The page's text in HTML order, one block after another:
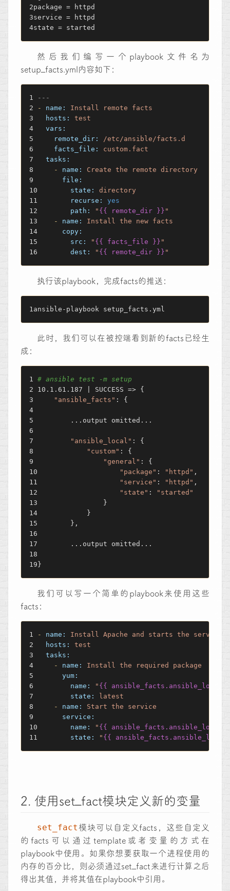
package = httpd
service = httpd
state = started
然后我们编写一个playbook文件名为
setup_facts.yml内容如下：
---
-
name: Install remote
facts
hosts:
test
vars:
remote_dir:
/etc/ansible/facts.d
facts_file:
custom.fact
tasks:
-
name: Create the remote directory
file:
state:
directory
recurse:
yes
path:
" {{ remote_dir }} "
-
name: Install the new facts
copy:
src:
" {{ facts_file }} "
dest:
" {{ remote_dir }} "
执行该playbook，完成facts的推送：
ansible-playbook setup_facts.yml
此时，我们可以在被控端看到新的facts已经生
成：
# ansible test -m setup
10.1.61.187 | SUCCESS => {
"ansible_facts" : {
        ...output omitted...
"ansible_local" : {
"custom" : {
"general" : {
"package" : "httpd" ,
"service" : "httpd" ,
"state" :
"started"
                }
            }
        },
        ...output omitted...
}
我们可以写一个简单的playbook来使用这些
facts：
- name: Install Apache and starts the
service
hosts:
test
tasks:
-
name: Install the required
package
yum:
name:
" {{
state:
latest
-
name: Start the
service
service:
name:
" {{
state:
" {{
2. 使用set_fact模块定义新的变量
set_fact模块可以自定义facts，这些自定义
的facts可以通过template或者变量的方式在
playbook中使用。如果你想要获取一个进程使用的
内存的百分比，则必须通过set_fact来进行计算之后
得出其值，并将其值在playbook中引用。